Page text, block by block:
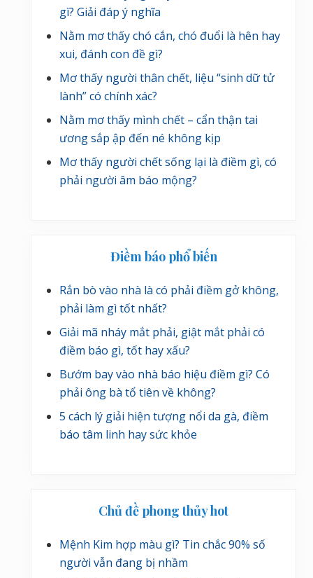
gì? Giải đáp ý nghĩa
Nằm mơ thấy chó cắn, chó đuổi là hên hay
xui, đánh con đề gì?
Mơ thấy người thân chết, liệu “sinh dữ tử
lành” có chính xác?
Nằm mơ thấy mình chết – cẩn thận tai
ương sắp ập đến né không kịp
Mơ thấy người chết sống lại là điềm gì, có
phải người âm báo mộng?
Điềm báo phổ biến
Rắn bò vào nhà là có phải điềm gở không,
phải làm gì tốt nhất?
Giải mã nháy mắt phải, giật mắt phải có
điềm báo gì, tốt hay xấu?
Bướm bay vào nhà báo hiệu điềm gì? Có
phải ông bà tổ tiên về không?
5 cách lý giải hiện tượng nổi da gà, điềm
báo tâm linh hay sức khỏe
Chủ đề phong thủy hot
Mệnh Kim hợp màu gì? Tin chắc 90% số
người vẫn đang bị nhầm